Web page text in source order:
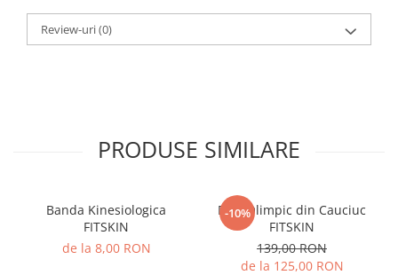
Review-uri(0)
PRODUSE SIMILARE
Banda Kinesiologica
FITSKIN
de la 8,00 RON
-10%
Disc Olimpic din Cauciuc
FITSKIN
139,00 RON
de la 125,00 RON